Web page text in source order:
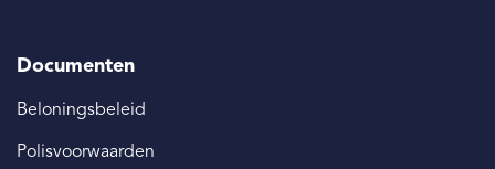
Documenten
Beloningsbeleid
Polisvoorwaarden